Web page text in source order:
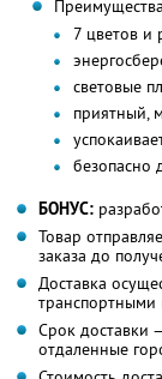
7 цветов и
световые
приятный,
безопасно
БОНУС:
Товар
заказа до
Доставка
Срок доставки
отдаленные